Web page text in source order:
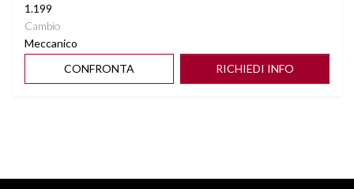
1.199
Cambio
Meccanico
CONFRONTA
RICHIEDI INFO